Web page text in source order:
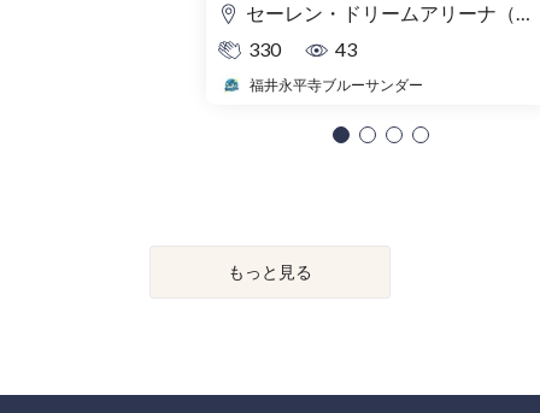
セーレン・ドリームアリーナ（福井県営体育館）
330
43
福井永平寺ブルーサンダー
もっと見る